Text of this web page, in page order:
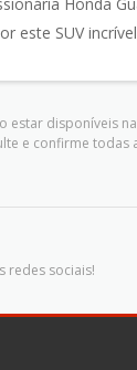
este SUV
disponíveis
e confirme
redes sociais!